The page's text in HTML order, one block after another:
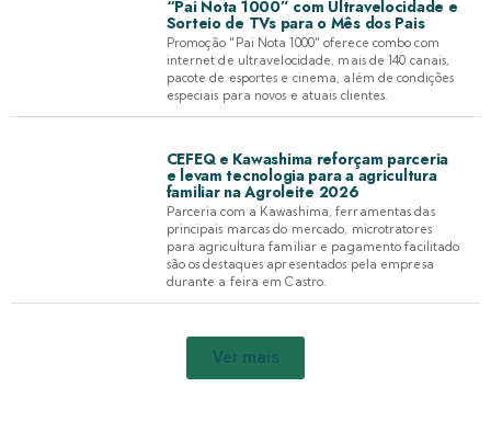
“Pai Nota 1000” com Ultravelocidade e
Sorteio de TVs para o Mês dos Pais
Promoção "Pai Nota 1000" oferece combo com
internet de ultravelocidade, mais de 140 canais,
pacote de esportes e cinema, além de condições
especiais para novos e atuais clientes.
CEFEQ e Kawashima reforçam parceria
e levam tecnologia para a agricultura
familiar na Agroleite 2026
Parceria com a Kawashima, ferramentas das
principais marcas do mercado, microtratores
para agricultura familiar e pagamento facilitado
são os destaques apresentados pela empresa
durante a feira em Castro.
Ver mais